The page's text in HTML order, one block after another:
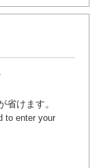
省けます。
to enter your